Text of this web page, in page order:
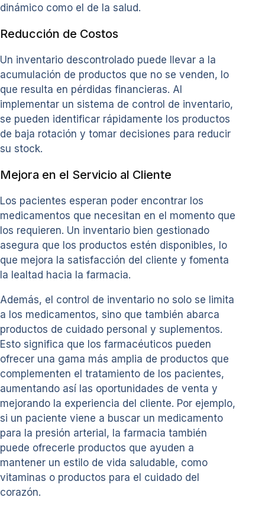
dinámico como el de la salud.
Reducción de Costos
Un inventario descontrolado puede llevar a la
acumulación de productos que no se venden, lo
que resulta en pérdidas financieras. Al
implementar un sistema de control de inventario,
se pueden identificar rápidamente los productos
de baja rotación y tomar decisiones para reducir
su stock.
Mejora en el Servicio al Cliente
Los pacientes esperan poder encontrar los
medicamentos que necesitan en el momento que
los requieren. Un inventario bien gestionado
asegura que los productos estén disponibles, lo
que mejora la satisfacción del cliente y fomenta
la lealtad hacia la farmacia.
Además, el control de inventario no solo se limita
a los medicamentos, sino que también abarca
productos de cuidado personal y suplementos.
Esto significa que los farmacéuticos pueden
ofrecer una gama más amplia de productos que
complementen el tratamiento de los pacientes,
aumentando así las oportunidades de venta y
mejorando la experiencia del cliente. Por ejemplo,
si un paciente viene a buscar un medicamento
para la presión arterial, la farmacia también
puede ofrecerle productos que ayuden a
mantener un estilo de vida saludable, como
vitaminas o productos para el cuidado del
corazón.